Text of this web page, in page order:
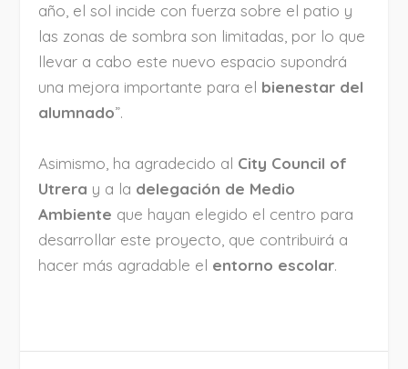
año, el sol incide con fuerza sobre el patio y
las zonas de sombra son limitadas, por lo que
llevar a cabo este nuevo espacio supondrá
una mejora importante para el bienestar del
alumnado”.
Asimismo, ha agradecido al City Council of
Utrera y a la delegación de Medio
Ambiente que hayan elegido el centro para
desarrollar este proyecto, que contribuirá a
hacer más agradable el entorno escolar.